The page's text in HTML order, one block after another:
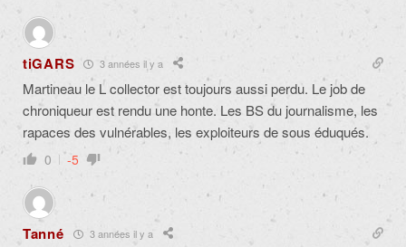
tiGARS 3 années il y a
Martineau le L collector est toujours aussi perdu. Le job de
chroniqueur est rendu une honte. Les BS du journalisme, les
rapaces des vulnérables, les exploiteurs de sous éduqués.
0 -5
Tanné 3 années il y a